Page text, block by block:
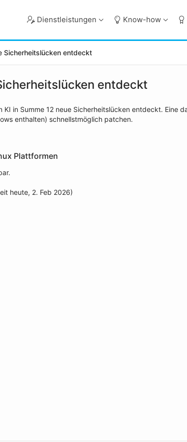
Dienstleistungen Know-how
Sicherheitslücken entdeckt
entdeckt
KI in Summe 12 neue Sicherheitslücken entdeckt.
enthalten) schnellstmöglich patchen.
Plattformen
heute, 2. Feb 2026)